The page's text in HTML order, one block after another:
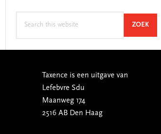
ZOEK
Taxence is een uitgave van
Lefebvre Sdu
Maanweg 174
2516 AB Den Haag